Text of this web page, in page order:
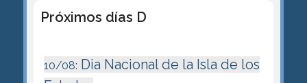
Próximos días D
10/08: Dia Nacional de la Isla de los